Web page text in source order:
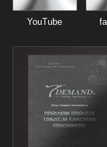
YouTube